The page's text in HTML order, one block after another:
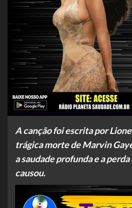
A canção foi escrita por
trágica morte de Marvin
a saudade profunda e a
causou.